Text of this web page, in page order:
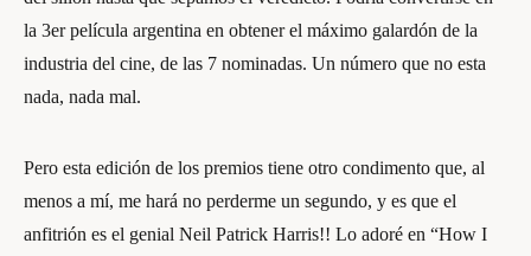
la 3er película argentina en obtener el máximo galardón de la
industria del cine, de las 7 nominadas. Un número que no esta
nada, nada mal.
Pero esta edición de los premios tiene otro condimento que, al
menos a mí, me hará no perderme un segundo, y es que el
anfitrión es el genial Neil Patrick Harris!! Lo adoré en “How I